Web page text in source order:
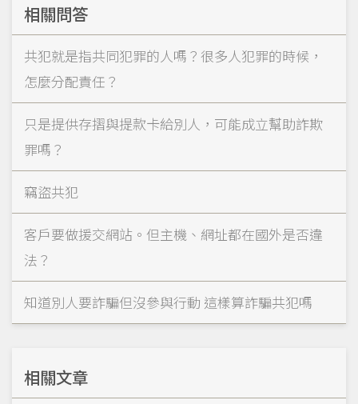
相關問答
共犯就是指共同犯罪的人嗎？很多人犯罪的時候，
怎麼分配責任？
只是提供存摺與提款卡給別人，可能成立幫助詐欺
罪嗎？
竊盜共犯
客戶要做援交網站。但主機、網址都在國外是否違
法？
知道別人要詐騙但沒參與行動 這樣算詐騙共犯嗎
相關文章